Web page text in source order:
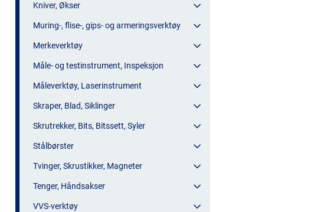
Kniver, Økser
Muring-, flise-, gips- og armeringsverktøy
Merkeverktøy
Måle- og testinstrument, Inspeksjon
Måleverktøy, Laserinstrument
Skraper, Blad, Siklinger
Skrutrekker, Bits, Bitssett, Syler
Stålbørster
Tvinger, Skrustikker, Magneter
Tenger, Håndsakser
VVS-verktøy